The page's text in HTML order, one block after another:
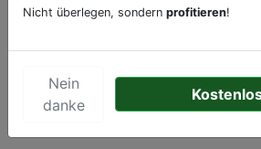
Gerne erweitern wir Ihren
Ihren Wettbewerbern abheben.
Nicht überlegen, sondern profitieren!
Nein
danke